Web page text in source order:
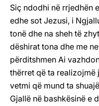
Siç ndodhi në rrjedhën
edhe sot Jezusi, i
tonë dhe na sheh të
dëshirat tona dhe me
përditshmen Ai
thërret që ta realizojmë
vetmi që mund ta
Gjallë në bashkësinë e